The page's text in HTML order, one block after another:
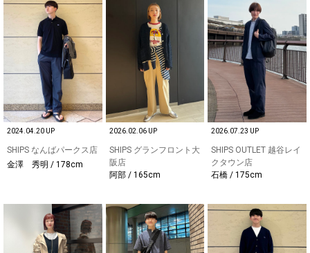
2024.04.20 UP
SHIPS なんばパークス店
金澤 秀明 / 178cm
2026.02.06 UP
SHIPS グランフロント大
阪店
阿部 / 165cm
2026.07.23 UP
SHIPS OUTLET 越谷レイ
クタウン店
石橋 / 175cm